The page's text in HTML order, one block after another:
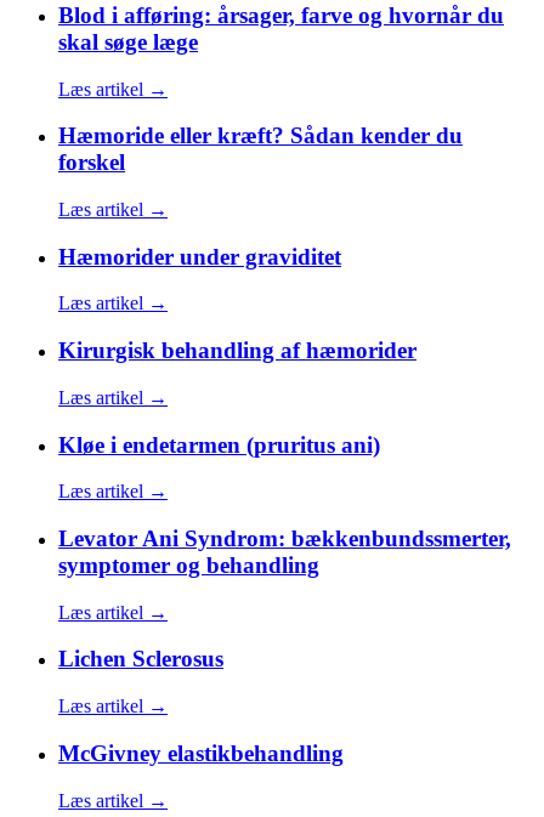
Blod i afføring: årsager, farve og hvornår du
skal søge læge
Læs artikel →
Hæmoride eller kræft? Sådan kender du
forskel
Læs artikel →
Hæmorider under graviditet
Læs artikel →
Kirurgisk behandling af hæmorider
Læs artikel →
Kløe i endetarmen (pruritus ani)
Læs artikel →
Levator Ani Syndrom: bækkenbundssmerter,
symptomer og behandling
Læs artikel →
Lichen Sclerosus
Læs artikel →
McGivney elastikbehandling
Læs artikel →